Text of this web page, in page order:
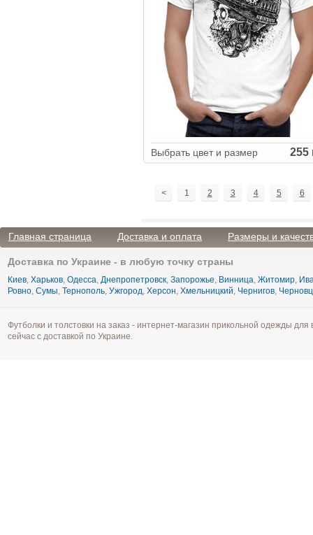
Выбрать цвет и размер 255
< 1 2 3 4 5 6
Главная страница Доставка и оплата Размеры и
Доставка по Украине - в любую точку страны
Киев, Харьков, Одесса, Днепропетровск, Запорожье, Винница, Житомир,
Ровно, Сумы, Тернополь, Ужгород, Херсон, Хмельницкий, Чернигов,
Футболки и толстовки на заказ - интернет-магазин прикольной одежды
сейчас с доставкой по Украине.